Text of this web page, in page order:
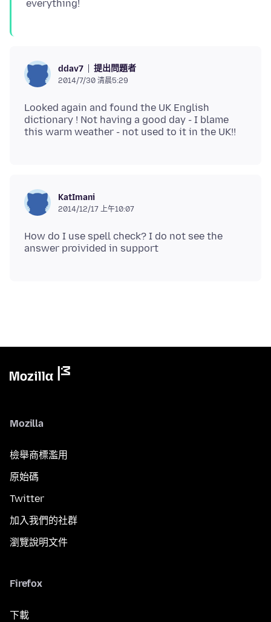
ddav7 提出問題者
2014/7/30 清晨5:29
Looked again and found the UK English
dictionary ! Not having a good day - I blame
KatImani
2014/12/17 上午10:07
How do I use spell check? I do not see the
Mozilla
檢舉商標濫用
原始碼
Twitter
加入我們的社群
瀏覽說明文件
Firefox
下載